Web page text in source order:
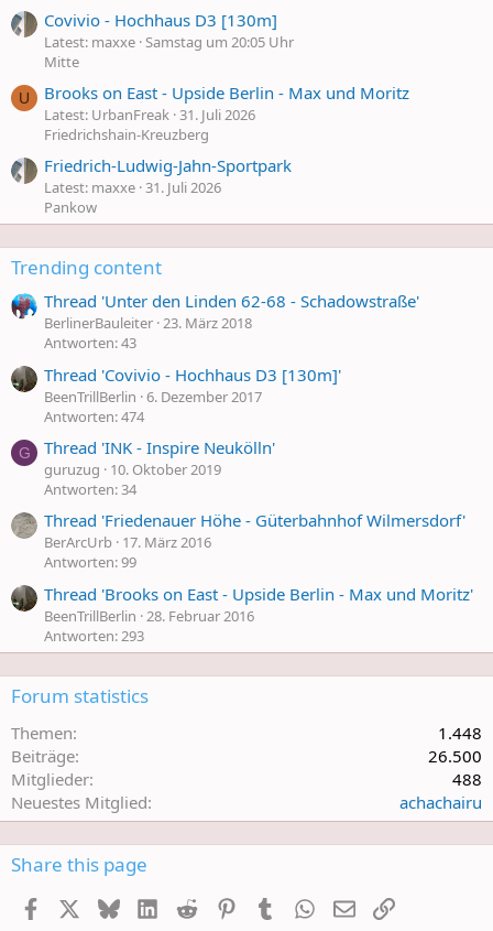
Covivio - Hochhaus D3 [130m]
Latest: maxxe Samstag um 20:05 Uhr
Mitte
U Brooks on East - Upside Berlin - Max und Moritz
Latest: UrbanFreak 31. Juli 2026
Friedrichshain-Kreuzberg
Friedrich-Ludwig-Jahn-Sportpark
Latest: maxxe 31. Juli 2026
Pankow
Trending content
Thread 'Unter den Linden 62-68 - Schadowstraße'
BerlinerBauleiter 23. März 2018
Antworten: 43
Thread 'Covivio - Hochhaus D3 [130m]'
BeenTrillBerlin 6. Dezember 2017
Antworten: 474
G Thread 'INK - Inspire Neukölln'
guruzug
10. Oktober 2019
Antworten: 34
Thread 'Friedenauer Höhe - Güterbahnhof Wilmersdorf'
BerArcUrb 17. März 2016
Antworten: 99
Thread 'Brooks on East - Upside Berlin - Max und Moritz'
BeenTrillBerlin 28. Februar 2016
Antworten: 293
Forum statistics
Themen
1.448
Beiträge
26.500
Mitglieder
488
Neuestes Mitglied
achachairu
Share this page
Facebook BlueskyLinkedInReddit PinterestTumblr WhatsApp
E-MailLink